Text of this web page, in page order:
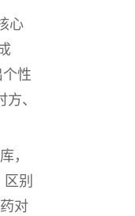
心
个性
、
，
别
对